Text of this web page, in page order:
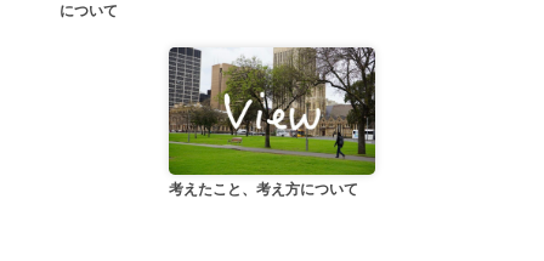
について
考えたこと、考え方について